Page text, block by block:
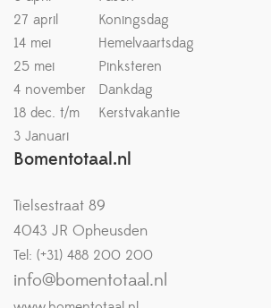
27 april
Koningsdag
14 mei
Hemelvaartsdag
25 mei
Pinksteren
4 november
Dankdag
18 dec. t/m
Kerstvakantie
3 Januari
Bomentotaal.nl
Tielsestraat 89
4043 JR Opheusden
Tel: (+31) 488 200 200
info@bomentotaal.nl